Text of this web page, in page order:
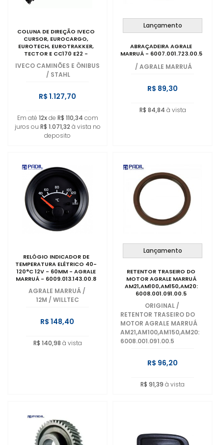
COLUNA DE DIREÇÃO IVECO
CURSOR, EUROCARGO,
EUROTECH, EUROTRAKKER,
TECTOR E CC170 E22 -
5801288375
IVECO CAMINÕES E ÔNIBUS
/ STAHL
R$ 1.127,70
Em até 12xde R$ 110,34 com
juros ou R$ 1.071,32 à vista no
deposito
Lançamento
ABRAÇADEIRA AGRALE
MARRUÁ - 6007.001.723.00.5
/ AGRALE MARRUÁ
R$ 89,30
R$ 84,84 à vista
RELÓGIO INDICADOR DE
TEMPERATURA ELÉTRICO 40-
120°C 12V - 60MM - AGRALE
MARRUÁ - 6009.013.143.00.8
AGRALE MARRUÁ /
12M / WILLTEC
R$ 148,40
R$ 140,98 à vista
Lançamento
RETENTOR TRASEIRO DO
MOTOR AGRALE MARRUÁ
AM21,AM100,AM150,AM20:
6008.001.091.00.5
ORIGINAL /
RETENTOR TRASEIRO DO
MOTOR AGRALE MARRUÁ
AM21,AM100,AM150,AM20:
6008.001.091.00.5
R$ 96,20
R$ 91,39 à vista